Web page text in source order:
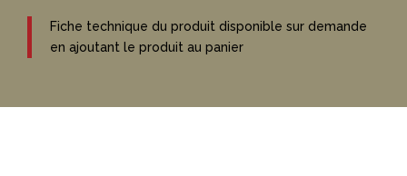
Fiche technique du produit disponible sur demande
en ajoutant le produit au panier